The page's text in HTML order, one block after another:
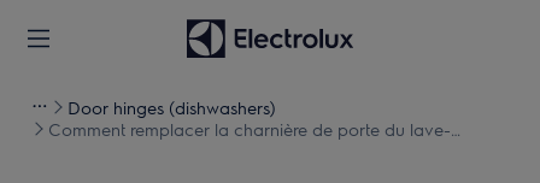
Door hinges (dishwashers)
Comment remplacer la charnière de porte du lave-